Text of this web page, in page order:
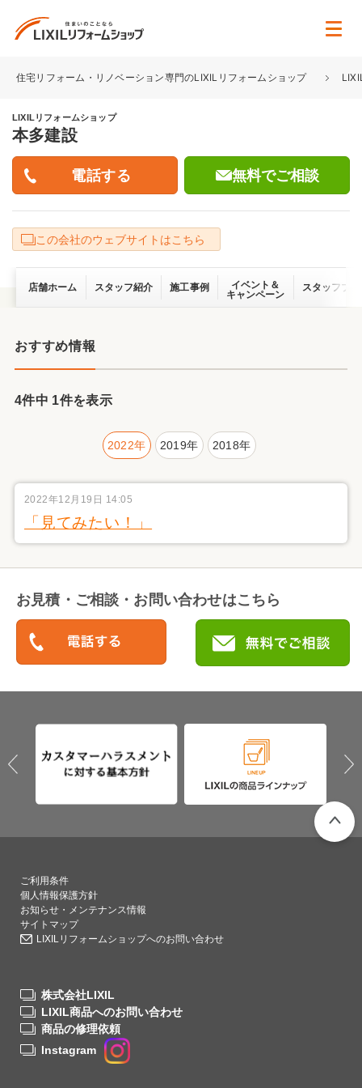
住宅リフォーム・リノベーション専門のLIXILリフォームショップ
LIXILリフォームショップ
本多建設
無料でご相談
この会社のウェブサイトはこちら
店舗ホーム スタッフ紹介 施工事例
イベント＆
キャンペーン
スタッフブ
おすすめ情報
4件中 1件を表示
2022年 2019年 2018年
2022年12月19日 14:05
「見てみたい！」
お見積・ご相談・お問い合わせはこちら
ご利用条件
個人情報保護方針
お知らせ・メンテナンス情報
サイトマップ
LIXILリフォームショップへのお問い合わせ
株式会社LIXIL
LIXIL商品へのお問い合わせ
商品の修理依頼
Instagram